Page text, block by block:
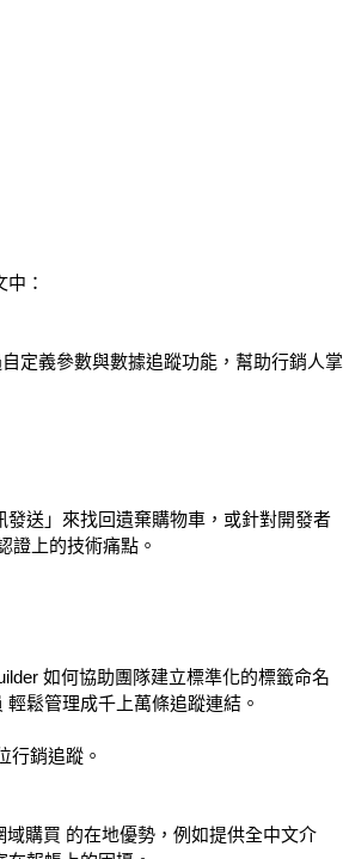
：
定義參數與數據追蹤功能，幫助行銷人掌
送」來找回遺棄購物車，或針對開發者
證上的技術痛點。
如何協助團隊建立標準化的標籤命名
鬆管理成千上萬條追蹤連結。
行銷追蹤。
購買 的在地優勢，例如提供全中文介